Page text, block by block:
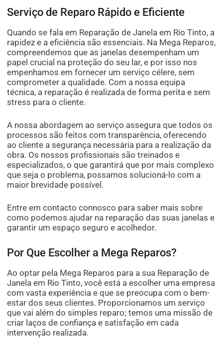
Serviço de Reparo Rápido e Eficiente
Quando se fala em Reparação de Janela em Rio Tinto, a
rapidez e a eficiência são essenciais. Na Mega Reparos,
compreendemos que as janelas desempenham um
papel crucial na proteção do seu lar, e por isso nos
empenhamos em fornecer um serviço célere, sem
comprometer a qualidade. Com a nossa equipa
técnica, a reparação é realizada de forma perita e sem
stress para o cliente.
A nossa abordagem ao serviço assegura que todos os
processos são feitos com transparência, oferecendo
ao cliente a segurança necessária para a realização da
obra. Os nossos profissionais são treinados e
especializados, o que garantirá que por mais complexo
que seja o problema, possamos solucioná-lo com a
maior brevidade possível.
Entre em contacto connosco para saber mais sobre
como podemos ajudar na reparação das suas janelas e
garantir um espaço seguro e acolhedor.
Por Que Escolher a Mega Reparos?
Ao optar pela Mega Reparos para a sua Reparação de
Janela em Rio Tinto, você está a escolher uma empresa
com vasta experiência e que se preocupa com o bem-
estar dos seus clientes. Proporcionamos um serviço
que vai além do simples reparo; temos uma missão de
criar laços de confiança e satisfação em cada
intervenção realizada.